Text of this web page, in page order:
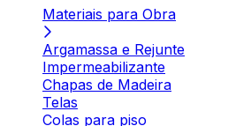
Materiais para Obra
Argamassa e Rejunte
Impermeabilizante
Chapas de Madeira
Telas
Colas para piso